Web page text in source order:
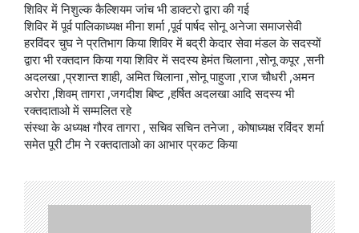
शिविर में निशुल्क कैल्शियम जांच भी डाक्टरो द्वारा की गई
शिविर में पूर्व पालिकाध्यक्ष मीना शर्मा ,पूर्व पार्षद सोनू अनेजा समाजसेवी
हरविंदर चुघ ने प्रतिभाग किया शिविर में बद्री केदार सेवा मंडल के सदस्यों
द्वारा भी रक्तदान किया गया शिविर में सदस्य हेमंत चिलाना ,सोनू कपूर ,सनी
अदलखा ,प्रशान्त शाही, अमित चिलाना ,सोनू पाहुजा ,राज चौधरी ,अमन
अरोरा ,शिवम् तागरा ,जगदीश बिष्ट ,हर्षित अदलखा आदि सदस्य भी
रक्तदाताओ में सम्मलित रहे
संस्था के अध्यक्ष गौरव तागरा , सचिव सचिन तनेजा , कोषाध्यक्ष रविंदर शर्मा
समेत पूरी टीम ने रक्तदाताओ का आभार प्रकट किया